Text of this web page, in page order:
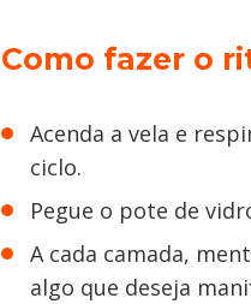
Como fazer o
Acenda a vela e
ciclo.
Pegue o pote de
A cada camada,
algo que deseja